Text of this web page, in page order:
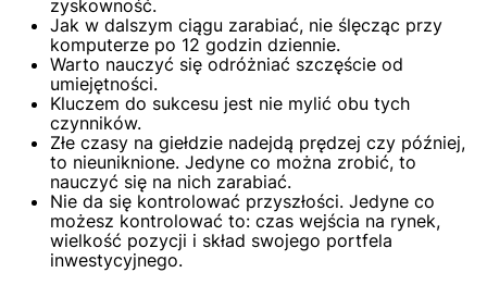
zyskowność.
Jak w dalszym ciągu zarabiać, nie ślęcząc przy
komputerze po 12 godzin dziennie.
Warto nauczyć się odróżniać szczęście od
umiejętności.
Kluczem do sukcesu jest nie mylić obu tych
czynników.
Złe czasy na giełdzie nadejdą prędzej czy później,
to nieuniknione. Jedyne co można zrobić, to
nauczyć się na nich zarabiać.
Nie da się kontrolować przyszłości. Jedyne co
możesz kontrolować to: czas wejścia na rynek,
wielkość pozycji i skład swojego portfela
inwestycyjnego.